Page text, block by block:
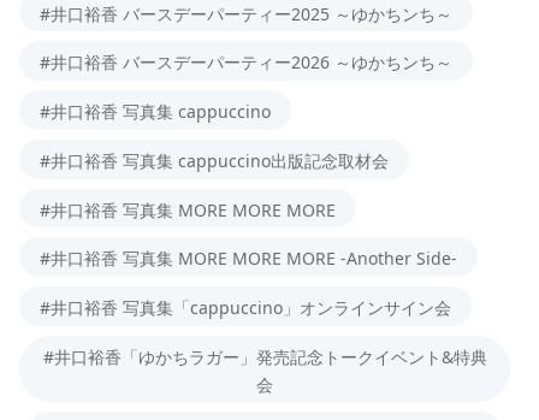
#井口裕香 バースデーパーティー2025 ～ゆかちンち～
#井口裕香 バースデーパーティー2026 ～ゆかちンち～
#井口裕香 写真集 cappuccino
#井口裕香 写真集 cappuccino出版記念取材会
#井口裕香 写真集 MORE MORE MORE
#井口裕香 写真集 MORE MORE MORE -Another Side-
#井口裕香 写真集「cappuccino」オンラインサイン会
#井口裕香「ゆかちラガー」発売記念トークイベント&特典
会